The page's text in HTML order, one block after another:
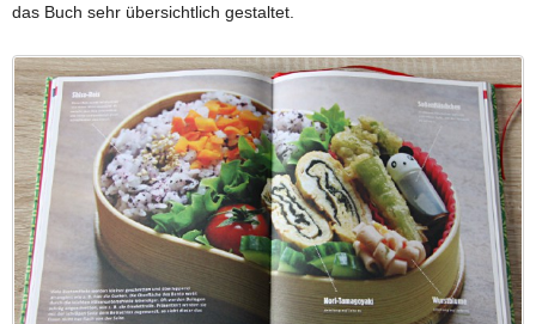
das Buch sehr übersichtlich gestaltet.